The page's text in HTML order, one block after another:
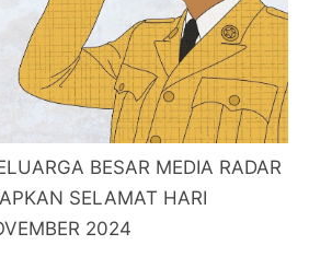
BESAR MEDIA RADAR
SELAMAT HARI
2024